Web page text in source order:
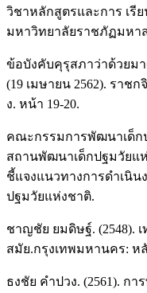
วิชาหลักสูตรและการ เรี
มหาวิทยาลัยราชภัฏมหา
ข้อบังคับคุรุสภาว่าด้วยม
(19 เมษายน 2562). ราช
ง. หน้า 19-20.
คณะกรรมการพัฒนาเด็ก
สถานพัฒนาเด็กปฐมวัยแ
ชี้แจงแนวทางการดำเนิ
ปฐมวัยแห่งชาติ.
ชาญชัย ยมดิษฐ์. (2548).
สมัย.กรุงเทพมหานคร: ห
ธงชัย คำปวง. (2561). ก